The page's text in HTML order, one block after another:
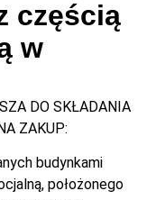
częścią
w
DO SKŁADANIA
ZAKUP:
budynkami
położonego